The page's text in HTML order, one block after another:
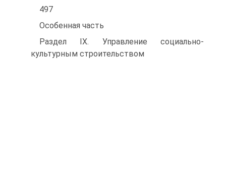
497
Особенная часть
Раздел IX. Управление социально-
культурным строительством